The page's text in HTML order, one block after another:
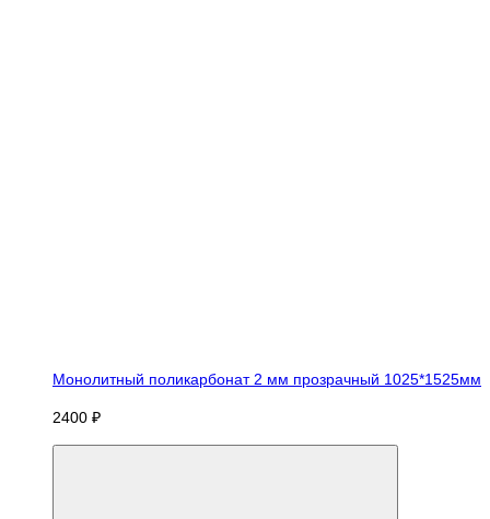
Монолитный поликарбонат 2 мм прозрачный 1025*1525мм
2400 ₽